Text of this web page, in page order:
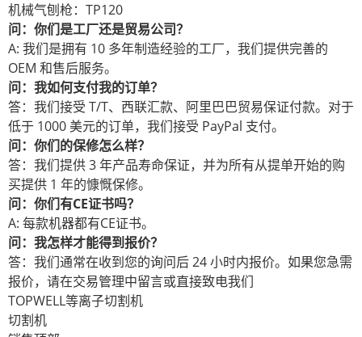
机械气刨枪：TP120
问：你们是工厂还是贸易公司？
A: 我们是拥有 10 多年制造经验的工厂，我们提供完善的
OEM 和售后服务。
问：我如何支付我的订单？
答：我们接受 T/T、西联汇款、阿里巴巴贸易保证付款。对于
低于 1000 美元的订单，我们接受 PayPal 支付。
问：你们的保修怎么样？
答：我们提供 3 年产品寿命保证，并为所有从提单开始的购
买提供 1 年的慷慨保修。
问：你们有CE证书吗？
A: 每款机器都有CE证书。
问：我怎样才能得到报价？
答：我们通常在收到您的询问后 24 小时内报价。如果您急需
报价，请在交易管理中留言或直接致电我们
TOPWELL等离子切割机
切割机